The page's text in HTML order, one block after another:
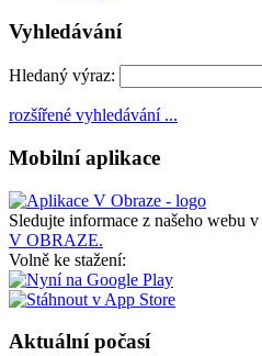
Vyhledávání
Hledaný výraz:
rozšířené vyhledávání ...
Mobilní aplikace
Sledujte informace z našeho webu v
V OBRAZE.
Volně ke stažení:
Aktuální počasí